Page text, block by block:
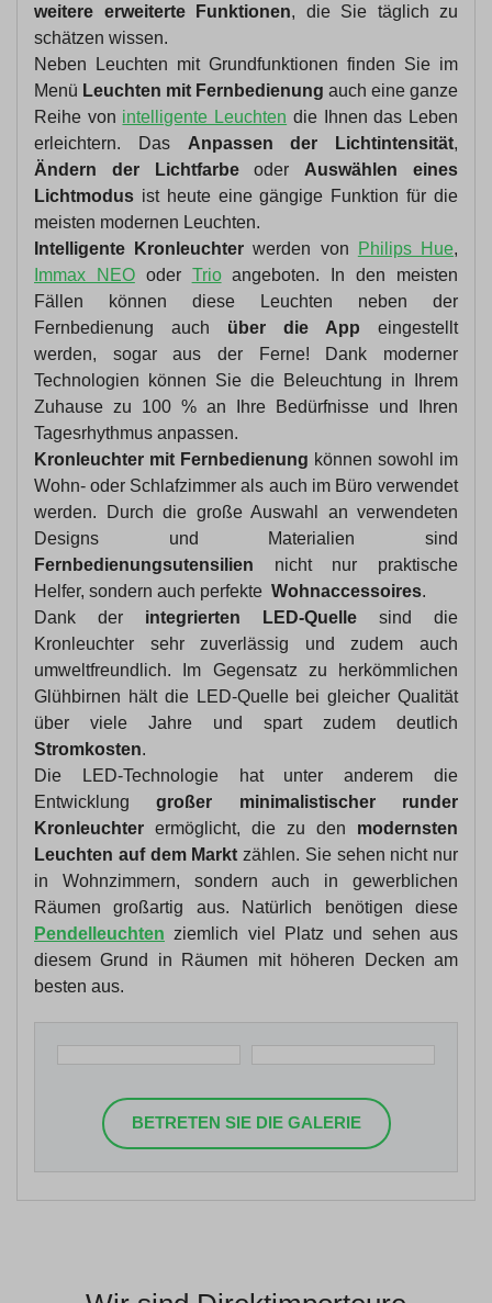
weitere erweiterte Funktionen, die Sie täglich zu
schätzen wissen.
Neben Leuchten mit Grundfunktionen finden Sie im
Menü Leuchten mit Fernbedienung auch eine ganze
Reihe von intelligente Leuchten die Ihnen das Leben
erleichtern. Das Anpassen der Lichtintensität,
Ändern der Lichtfarbeoder Auswählen eines
Lichtmodus ist heute eine gängige Funktion für die
meisten modernen Leuchten.
Intelligente Kronleuchterwerden von Philips Hue,
Immax NEOoder Trioangeboten. In den meisten
Fällen können diese Leuchten neben der
Fernbedienung auch über die App eingestellt
werden, sogar aus der Ferne! Dank moderner
Technologien können Sie die Beleuchtung in Ihrem
Zuhause zu 100 % an Ihre Bedürfnisse und Ihren
Tagesrhythmus anpassen.
Kronleuchter mit Fernbedienung können sowohl im
Wohn- oder Schlafzimmer als auch im Büro verwendet
werden. Durch die große Auswahl an verwendeten
Designs und Materialien sind
Fernbedienungsutensilien nicht nur praktische
Helfer, sondern auch perfekte Wohnaccessoires.
Dank der integrierten LED-Quelle sind die
Kronleuchter sehr zuverlässig und zudem auch
umweltfreundlich. Im Gegensatz zu herkömmlichen
Glühbirnen hält die LED-Quelle bei gleicher Qualität
über viele Jahre und spart zudem deutlich
Stromkosten.
Die LED-Technologie hat unter anderem die
Entwicklunggroßer minimalistischer runder
Kronleuchter ermöglicht, die zu den modernsten
Leuchten auf dem Markt zählen. Sie sehen nicht nur
in Wohnzimmern, sondern auch in gewerblichen
Räumen großartig aus. Natürlich benötigen diese
Pendelleuchten ziemlich viel Platz und sehen aus
diesem Grund in Räumen mit höheren Decken am
besten aus.
BETRETEN SIE DIE GALERIE